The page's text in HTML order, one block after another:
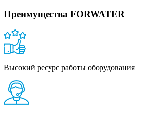
Преимущества FORWATER
Высокий ресурс работы оборудования